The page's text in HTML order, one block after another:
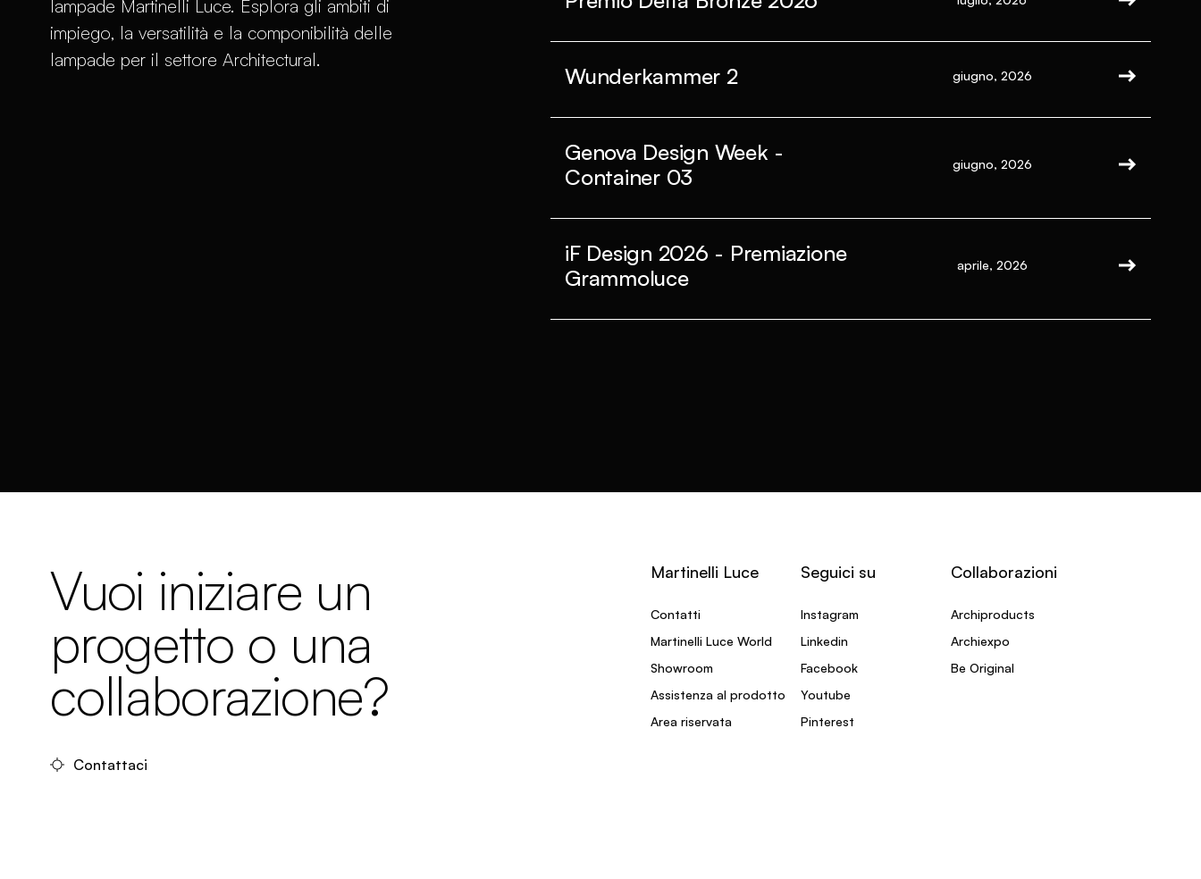
lampade Martinelli Luce. Esplora gli ambiti di
impiego, la versatilità e la componibilità delle
lampade per il settore Architectural.
Wunderkammer 2 giugno, 2026
Genova Design Week -
Container 03
giugno, 2026
iF Design 2026 - Premiazione
Grammoluce
aprile, 2026
Vuoi iniziare un
progetto o una
collaborazione?
Contattaci
Martinelli Luce
Contatti
Martinelli Luce World
Showroom
Assistenza al prodotto
Area riservata
Seguici su
Instagram
Linkedin
Facebook
Youtube
Pinterest
Collaborazioni
Archiproducts
Archiexpo
Be Original